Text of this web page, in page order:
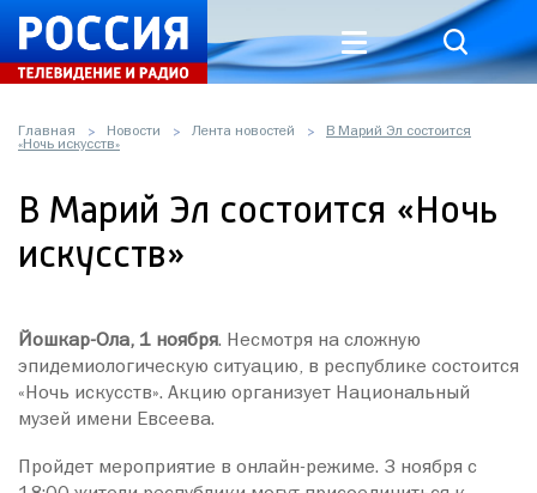
Главная Новости Лента новостей
В Марий Эл состоится
«Ночь искусств»
В Марий Эл состоится «Ночь
искусств»
Йошкар-Ола, 1 ноября. Несмотря на сложную
эпидемиологическую ситуацию, в республике состоится
«Ночь искусств». Акцию организует Национальный
музей имени Евсеева.
Пройдет мероприятие в онлайн-режиме. 3 ноября с